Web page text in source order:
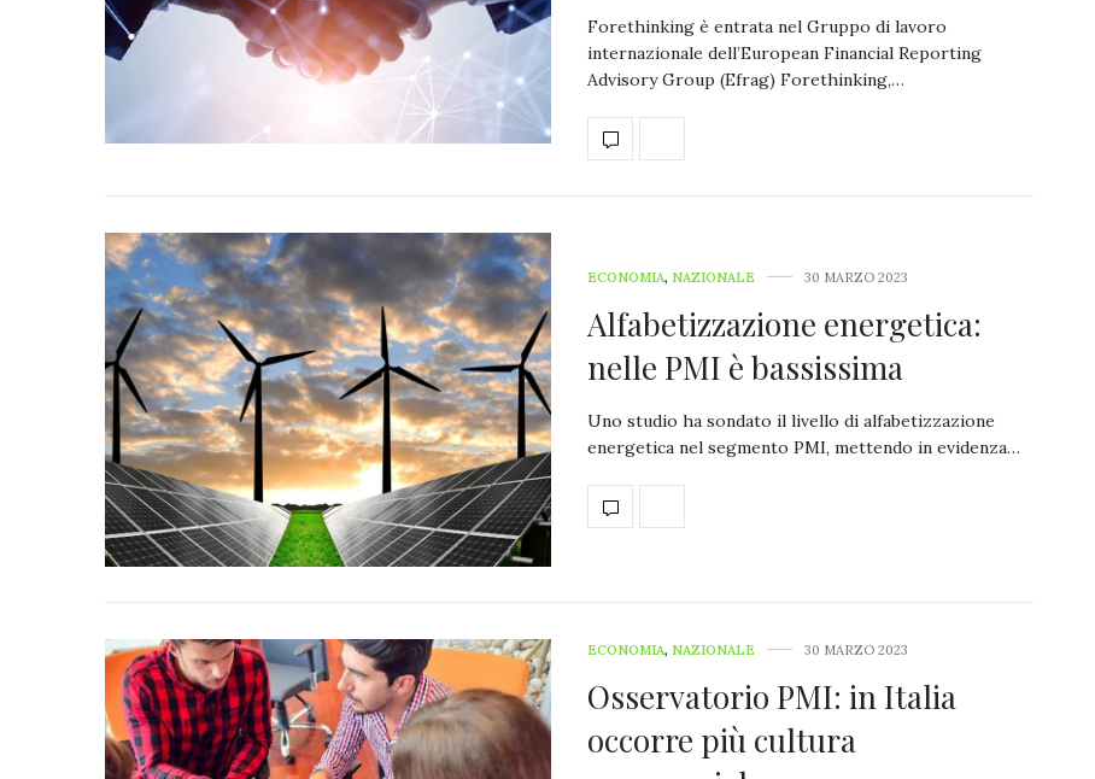
Forethinking è entrata nel Gruppo di lavoro
internazionale dell’European Financial Reporting
Advisory Group (Efrag) Forethinking,…
ECONOMIA, NAZIONALE 30 MARZO 2023
Alfabetizzazione energetica:
nelle PMI è bassissima
Uno studio ha sondato il livello di alfabetizzazione
energetica nel segmento PMI, mettendo in evidenza…
ECONOMIA, NAZIONALE 30 MARZO 2023
Osservatorio PMI: in Italia
occorre più cultura